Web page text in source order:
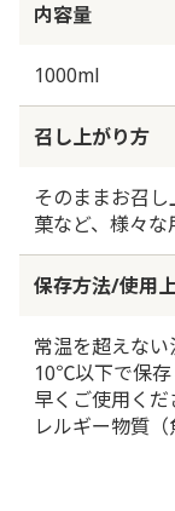
内容量
1000ml
召し上がり方
そのままお召
菓など、様々な
保存方法/使用
常温を超えな
10℃以下で保存
早くご使用く
レルギー物質（